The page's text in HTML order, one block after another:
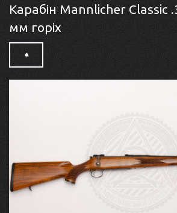
Карабін Mannlicher Classic
мм горіх